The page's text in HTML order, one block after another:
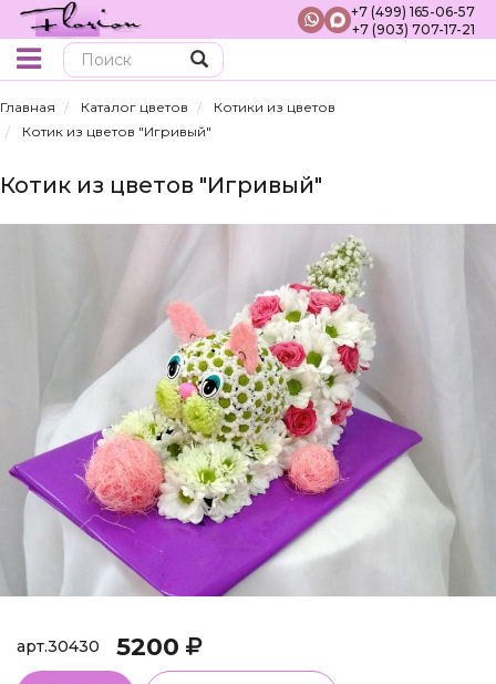
+7 (499) 165-06-57
+7 (903) 707-17-21
Главная Каталог цветов
Котики из цветов
Котик из цветов "Игривый"
Котик из цветов "Игривый"
арт.30430 5200